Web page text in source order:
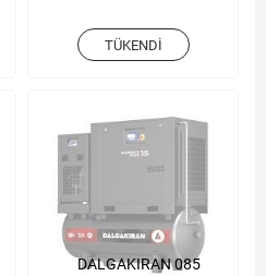
TÜKENDI
DALGAKIRAN 085